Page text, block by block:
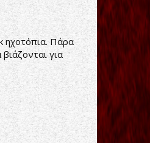
ηχοτόπια. Πάρα
για